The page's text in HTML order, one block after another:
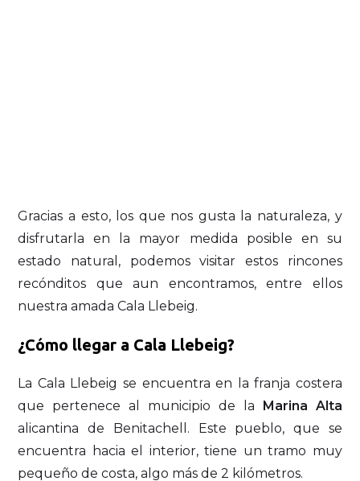
Gracias a esto, los que nos gusta la naturaleza, y
disfrutarla en la mayor medida posible en su
estado natural, podemos visitar estos rincones
recónditos que aun encontramos, entre ellos
nuestra amada Cala Llebeig.
¿Cómo llegar a Cala Llebeig?
La Cala Llebeig se encuentra en la franja costera
que pertenece al municipio de la
Marina Alta
alicantina de Benitachell. Este pueblo, que se
encuentra hacia el interior, tiene un tramo muy
pequeño de costa, algo más de 2 kilómetros.